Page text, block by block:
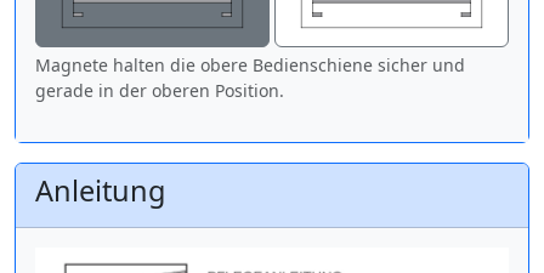
Magnete halten die obere Bedienschiene sicher und
gerade in der oberen Position.
Anleitung